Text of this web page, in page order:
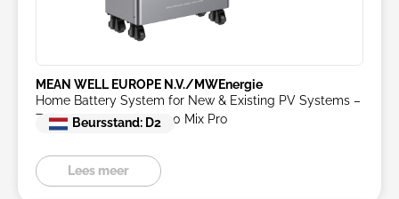
MEAN WELL EUROPE N.V./MWEnergie
Home Battery System for New & Existing PV Systems –
Zendure SolarFlow 4000 Mix Pro
Beursstand: D2
Lees meer